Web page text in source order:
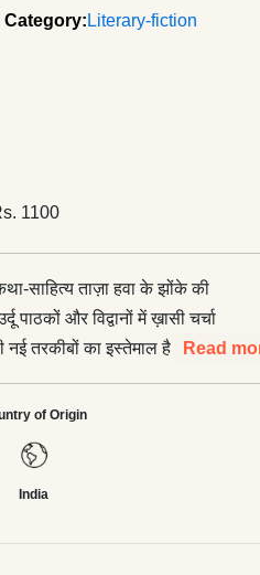
Category: Literary-fiction
1100
साहित्य ताज़ा हवा के झोंके की
और विद्वानों में ख़ासी चर्चा
तरकीबों का इस्तेमाल है।
के लुहार परिवार की ख़स्ताहाल
एक ऐसी तस्वीर की तरह है, जिसमें
गए हैं।</p> <p>बदलती हुई
साम्प्रदायिक तनाव, और अन्य
Read
of Origin
India